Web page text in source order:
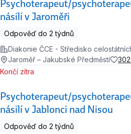
Psychoterapeut/
násilí v Jaroměři
Odpověď do 2 týdnů
Diakonie ČCE - Středisko
Jaroměř – Jakubské Předměstí
Psychoterapeut/
násilí v Jablonci nad Nisou
Končí zítra
Odpověď do 2 týdnů